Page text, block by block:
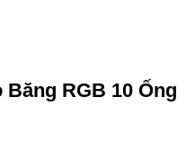
Băng RGB 10 Ống